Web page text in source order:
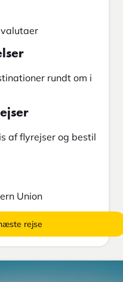
rundt om i
af flyrejser og bestil
Union
rejse